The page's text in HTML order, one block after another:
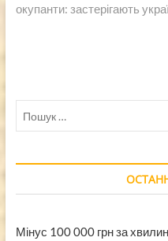
окупанти: застерігають
Мінус 100 000 грн за